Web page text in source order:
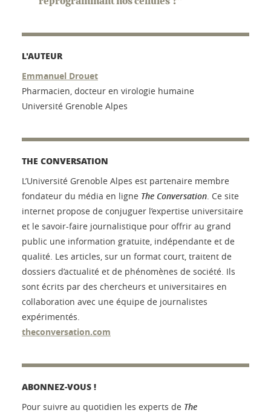
L'AUTEUR
Emmanuel Drouet
Pharmacien, docteur en virologie humaine
Université Grenoble Alpes
THE CONVERSATION
L’Université Grenoble Alpes est partenaire membre
fondateur du média en ligne The Conversation . Ce site
internet propose de conjuguer l’expertise universitaire
et le savoir-faire journalistique pour offrir au grand
public une information gratuite, indépendante et de
qualité. Les articles, sur un format court, traitent de
dossiers d’actualité et de phénomènes de société. Ils
sont écrits par des chercheurs et universitaires en
collaboration avec une équipe de journalistes
expérimentés.
theconversation.com
ABONNEZ-VOUS !
Pour suivre au quotidien les experts de The